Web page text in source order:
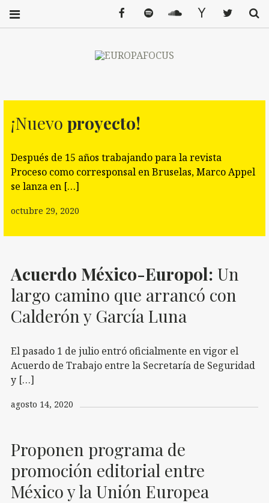
OPA
FOC
US
¡Nuevo proyecto!
Después de 15 años trabajando para la revista
Proceso como corresponsal en Bruselas, Marco Appel
se lanza en […]
octubre 29, 2020
Acuerdo México-Europol: Un
largo camino que arrancó con
Calderón y García Luna
El pasado 1 de julio entró oficialmente en vigor el
Acuerdo de Trabajo entre la Secretaría de Seguridad
y […]
agosto 14, 2020
Proponen programa de
promoción editorial entre
México y la Unión Europea
FacebookSpotify SoundCloud
Mail Twitter